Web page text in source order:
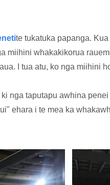
te tukatuka papanga.
miihini whakakikorua
I tua atu, ko nga miihini
nga taputapu awhina
ehara i te mea ka